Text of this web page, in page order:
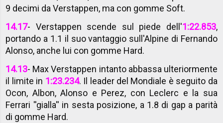
9 decimi da Verstappen, ma con gomme Soft.
14.17- Verstappen scende sul piede dell'1:22.853,
portando a 1.1 il suo vantaggio sull'Alpine di Fernando
Alonso, anche lui con gomme Hard.
14.13- Max Verstappen intanto abbassa ulteriormente
il limite in 1:23.234. Il leader del Mondiale è seguito da
Ocon, Albon, Alonso e Perez, con Leclerc e la sua
Ferrari ''gialla'' in sesta posizione, a 1.8 di gap a parità
di gomme Hard.